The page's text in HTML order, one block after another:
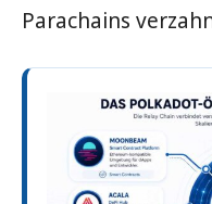
Parachains